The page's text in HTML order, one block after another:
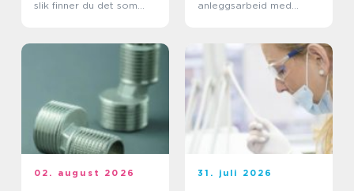
slik finner du det som
anleggsarbeid med
02. august 2026 31. juli 2026